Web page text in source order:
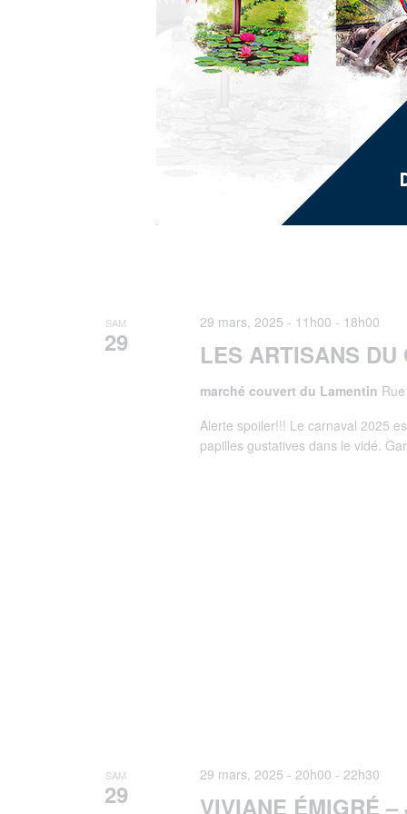
SAM
29 LES ARTISANS DU
29 mars, 2025 - 11h00 - 18h00
marché couvert du Lamentin
Alerte spoiler!!! Le carnaval 2025
papilles gustatives dans le vidé.
SAM
29 VIVIANE ÉMIGRÉ –
29 mars, 2025 - 20h00 - 22h30